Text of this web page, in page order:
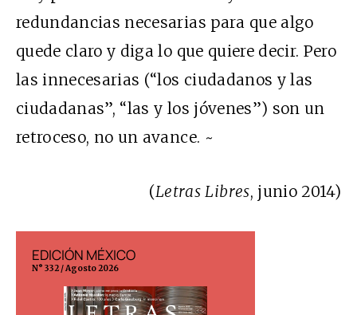
redundancias necesarias para que algo
quede claro y diga lo que quiere decir. Pero
las innecesarias (“los ciudadanos y las
ciudadanas”, “las y los jóvenes”) son un
retroceso, no un avance. ~
(Letras Libres, junio 2014)
EDICIÓN MÉXICO
N° 332 / Agosto 2026